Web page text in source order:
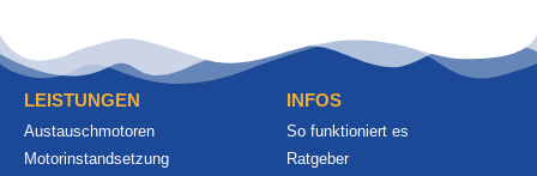
LEISTUNGEN
Austauschmotoren
Motorinstandsetzung
INFOS
So funktioniert es
Ratgeber